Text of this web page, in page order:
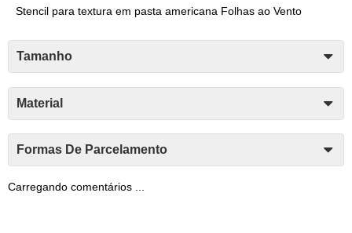
Stencil para textura em pasta americana Folhas ao Vento
Tamanho
Material
Formas De Parcelamento
Carregando comentários ...